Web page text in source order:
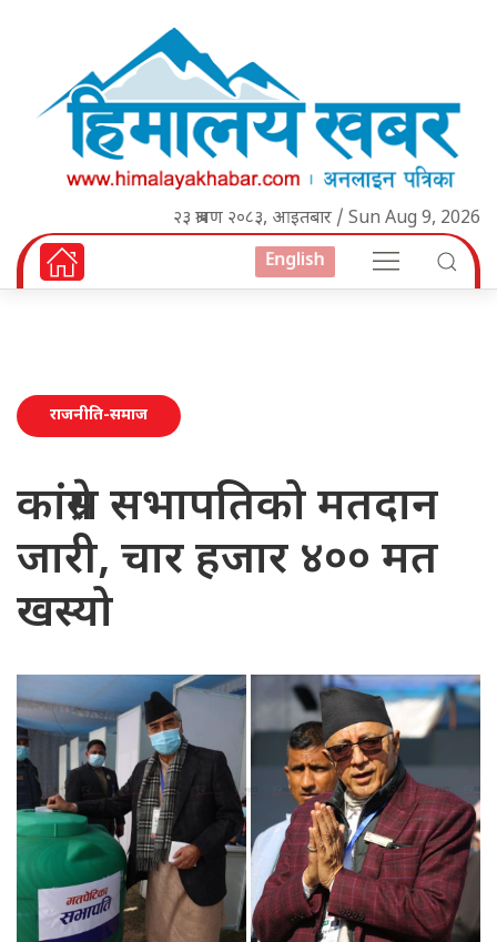
२३ श्रावण २०८३, आइतबार / Sun Aug 9, 2026
English
राजनीति-समाज
कांग्रेस सभापतिको मतदान
जारी, चार हजार ४०० मत
खस्यो